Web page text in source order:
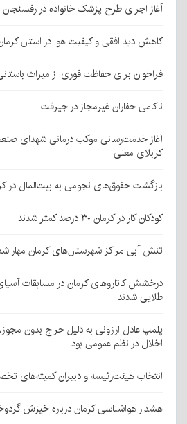
آغاز اجرای طرح پزشک خانواده در رفسنجان
کاهش دید افقی و کیفیت هوا در استان
فراخوان برای حفاظت فوری از میراث
ناکامی حفاران غیرمجاز در جیرفت
آغاز خدمت‌رسانی موکب درمانی شهدای
کربلای معلی
بازگشت حقوق‌های نجومی به بیت‌المال در
کودکان کار در کرمان ۳۰ درصد کمتر شدند
تنش آبی مراکز شهرستان‌های کرمان مهار
درخشش کاتاروهای کرمان در مسابقات آسیای
طلایی شدند
پلمپ عادل ارزونی به دليل حراج بدون
اخلال در نظم عمومی بود
انتخاب هیئت‌رئیسه و دبیران کمیته‌های
هشدار هواشناسی کرمان درباره خیزش